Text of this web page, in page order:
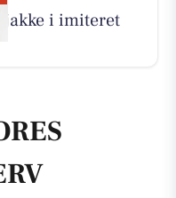
jakke i imiteret